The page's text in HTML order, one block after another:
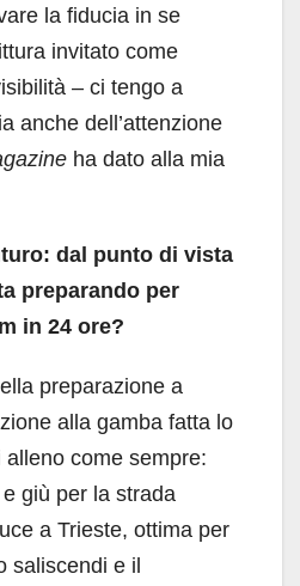
la fiducia in se
invitato come
– ci tengo a
anche dell’attenzione
ha dato alla mia
dal punto di vista
preparando per
in 24 ore?
preparazione a
alla gamba fatta lo
come sempre:
giù per la strada
a Trieste, ottima per
saliscendi e il